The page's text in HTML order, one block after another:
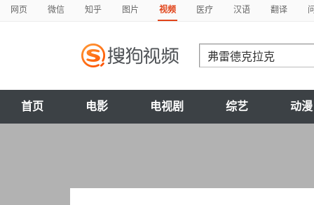
网页 微信 知乎 图片 视频 医疗 汉语 翻译
首页 电影 电视剧 综艺 动漫